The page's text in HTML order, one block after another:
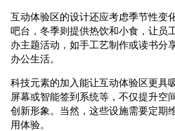
互动体验区的设计还应考虑季节性变
吧台，冬季则提供热饮和小食，让员
办主题活动，如手工艺制作或读书分
办公生活。
科技元素的加入能让互动体验区更具
屏幕或智能签到系统等，不仅提升空
创新形象。当然，这些设施需要定期
用体验。